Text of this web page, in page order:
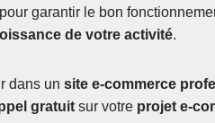
pour garantir le bon
de votre activité.
dans un site e-commerce
gratuit sur votre projet e-